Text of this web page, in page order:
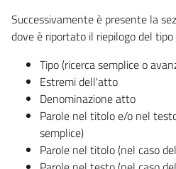
Successivamente è presente la
dove è riportato il riepilogo del
Tipo (ricerca semplice o
Estremi dell'atto
Denominazione atto
Parole nel titolo e/o nel
semplice)
Parole nel titolo (nel caso